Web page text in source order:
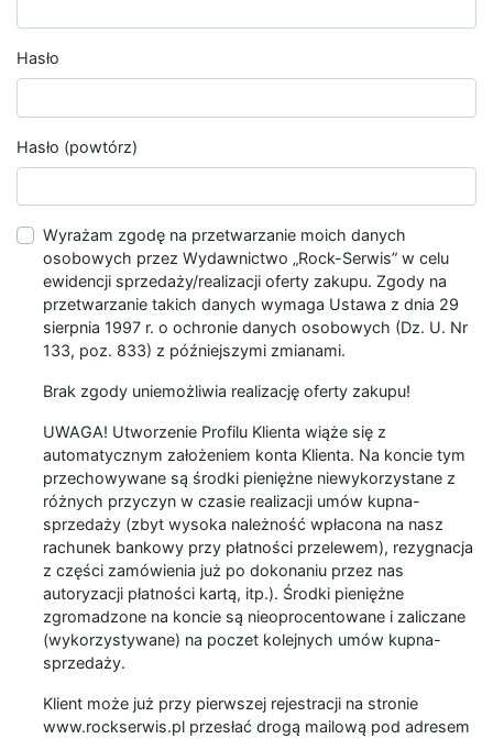
Hasło
Hasło (powtórz)
Wyrażam zgodę na przetwarzanie moich danych
osobowych przez Wydawnictwo „Rock-Serwis” w celu
ewidencji sprzedaży/realizacji oferty zakupu. Zgody na
przetwarzanie takich danych wymaga Ustawa z dnia 29
sierpnia 1997 r. o ochronie danych osobowych (Dz. U. Nr
133, poz. 833) z późniejszymi zmianami.
Brak zgody uniemożliwia realizację oferty zakupu!
UWAGA! Utworzenie Profilu Klienta wiąże się z
automatycznym założeniem konta Klienta. Na koncie tym
przechowywane są środki pieniężne niewykorzystane z
różnych przyczyn w czasie realizacji umów kupna-
sprzedaży (zbyt wysoka należność wpłacona na nasz
rachunek bankowy przy płatności przelewem), rezygnacja
z części zamówienia już po dokonaniu przez nas
autoryzacji płatności kartą, itp.). Środki pieniężne
zgromadzone na koncie są nieoprocentowane i zaliczane
(wykorzystywane) na poczet kolejnych umów kupna-
sprzedaży.
Klient może już przy pierwszej rejestracji na stronie
www.rockserwis.pl przesłać drogą mailową pod adresem